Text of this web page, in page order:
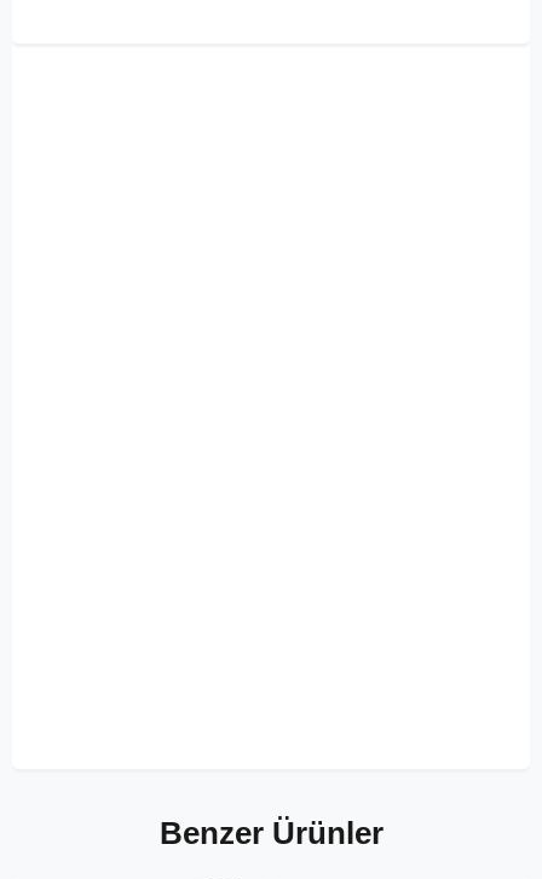
Benzer Ürünler